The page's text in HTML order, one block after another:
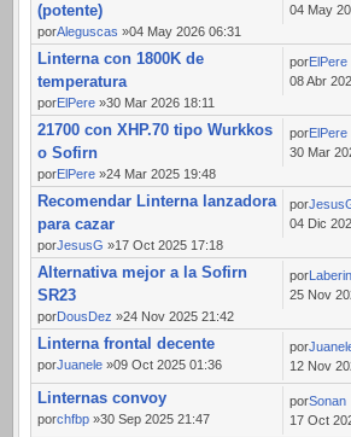
(potente)
porAleguscas »04 May 2026 06:31
04 May
Linterna con 1800K de
temperatura
porElPere »30 Mar 2026 18:11
porElPere
08 Abr
21700 con XHP.70 tipo Wurkkos
o Sofirn
porElPere »24 Mar 2025 19:48
porElPere
30 Mar
Recomendar Linterna lanzadora
para cazar
porJesusG »17 Oct 2025 17:18
por
04 Dic
Alternativa mejor a la Sofirn
SR23
porDousDez »24 Nov 2025 21:42
por
25 Nov
Linterna frontal decente
porJuanele »09 Oct 2025 01:36
por
12 Nov
Linternas convoy
porchfbp »30 Sep 2025 21:47
porSonan
17 Oct